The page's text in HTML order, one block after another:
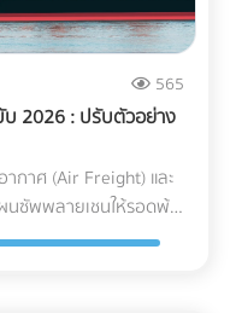
การก่อสร้างโครงสร้าง
ที่ได้มาตรฐาน
นเฟืองที่ช่วยให้ธุรกิจ
มองหา บริษัทรับเหมา
ละติดตั้งระบบชั้นวาง
ออาชีพ... ไม่ต้องเสีย
ม่ใช่ความสิ้นเปลือง แต่
ขององค์กรด้วย 3
Flags ก่อนถึงมือ AI
หรือ CPD ดูแล) จะ
นรายได้และค่าใช้จ่ายให้
มูลก่อนยื่นต่อกรม
มีเครื่องมือและ
565
2026 : ปรับตัวอย่าง
กาศ (Air Freight) และ
นซัพพลายเชนให้รอดพ้น
ที่ At-Once